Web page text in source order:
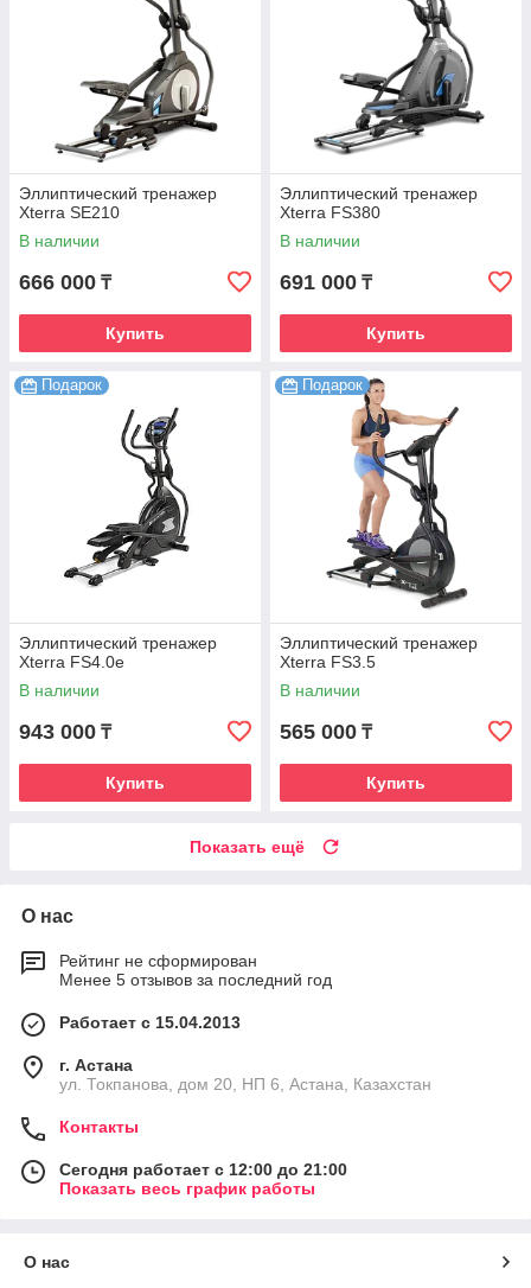
Эллиптический тренажер
Xterra SE210
В наличии
666 000 ₸
Купить
Эллиптический тренажер
Xterra FS380
В наличии
691 000 ₸
Купить
Подарок
Эллиптический тренажер
Xterra FS4.0е
В наличии
943 000 ₸
Купить
Подарок
Эллиптический тренажер
Xterra FS3.5
В наличии
565 000 ₸
Купить
Показать ещё
О нас
Рейтинг не сформирован
Менее 5 отзывов за последний год
Работает с 15.04.2013
г. Астана
ул. Токпанова, дом 20, НП 6, Астана, Казахстан
Контакты
Сегодня работает с 12:00 до 21:00
Показать весь график работы
О нас